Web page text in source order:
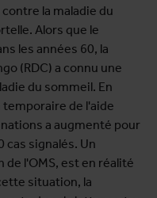
la maladie du
Alors que le
les années 60, la
(RDC) a connu une
du sommeil. En
temporaire de l'aide
a augmenté pour
cas signalés. Un
l'OMS, est en réalité
situation, la